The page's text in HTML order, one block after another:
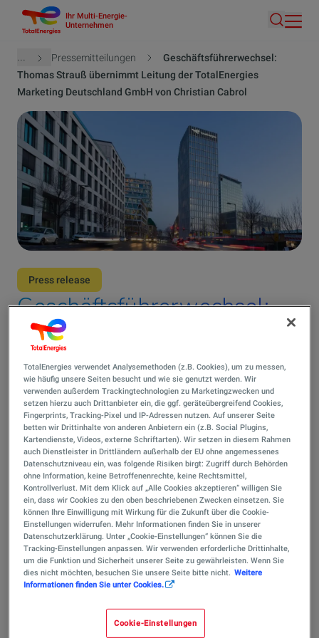
Inhalt
Ihr Multi-Energie-
Unternehmen
Suche
Pfadnavigation
... Pressemitteilungen
Geschäftsführerwechsel:
Thomas Strauß übernimmt Leitung der TotalEnergies
Marketing Deutschland GmbH von Christian Cabrol
Press release
Geschäftsführerwechsel:
Thomas Strauß übernimmt
Leitung der TotalEnergies
Marketing Deutschland
GmbH von Christian Cabrol
Veröffentlicht am 13/10/2025
1 MinLesezeit
Berlin, 13. Oktober 2025– Thomas Strauß ist neuer
Geschäftsführer der TotalEnergies
Nachfolge von Christian Cabrol an, der die
deutsche Filiale der Sparte Marketing & Services seit
TotalEnergies verwendet Analysemethoden (z.B. Cookies), um zu messen,
wie häufig unsere Seiten besucht und wie sie genutzt werden. Wir
verwenden außerdem Trackingtechnologien zu Marketingzwecken und
setzen hierzu auch Drittanbieter ein, die ggf. geräteübergreifend Cookies,
Fingerprints, Tracking-Pixel und IP-Adressen nutzen. Auf unserer Seite
betten wir Drittinhalte von anderen Anbietern ein (z.B. Social Plugins,
Kartendienste, Videos, externe Schriftarten). Wir setzen in diesem Rahmen
auch Dienstleister in Drittländern außerhalb der EU ohne angemessenes
Datenschutzniveau ein, was folgende Risiken birgt: Zugriff durch Behörden
ohne Information, keine Betroffenenrechte, keine Rechtsmittel,
Kontrollverlust. Mit dem Klick auf „Alle Cookies akzeptieren“ willigen Sie
ein, dass wir Cookies zu den oben beschriebenen Zwecken einsetzen. Sie
können Ihre Einwilligung mit Wirkung für die Zukunft über die Cookie-
Einstellungen widerrufen. Mehr Informationen finden Sie in unserer
Datenschutzerklärung. Unter „Cookie-Einstellungen“ können Sie die
Tracking-Einstellungen anpassen. Wir verwenden erforderliche Drittinhalte,
um die Funktion und Sicherheit unserer Seite zu gewährleisten. Wenn Sie
dies nicht möchten, besuchen Sie unsere Seite bitte nicht. Weitere
Informationen finden Sie unter Cookies.
Cookie-Einstellungen